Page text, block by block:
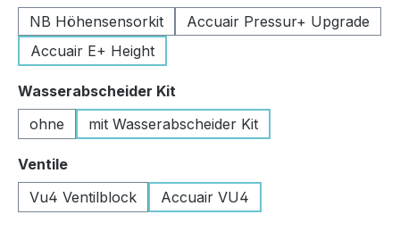
NB Höhensensorkit
Accuair Pressur+ Upgrade
Accuair E+ Height
Wasserabscheider Kit
ohne
mit Wasserabscheider Kit
Ventileauswählen
Vu4 Ventilblock
Accuair VU4